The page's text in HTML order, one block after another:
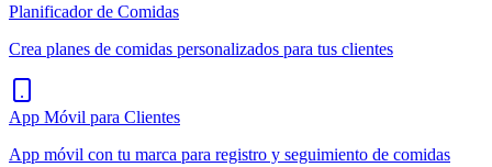
Planificador de Comidas
Crea planes de comidas personalizados para tus clientes
App Móvil para Clientes
App móvil con tu marca para registro y seguimiento de comidas